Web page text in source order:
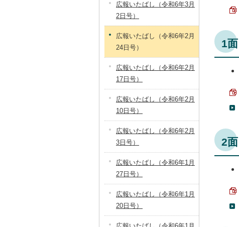
1面
2面
広報いたばし（令和6年3月
2日号）
広報いたばし（令和6年2月
24日号）
広報いたばし（令和6年2月
17日号）
広報いたばし（令和6年2月
10日号）
広報いたばし（令和6年2月
3日号）
広報いたばし（令和6年1月
27日号）
広報いたばし（令和6年1月
20日号）